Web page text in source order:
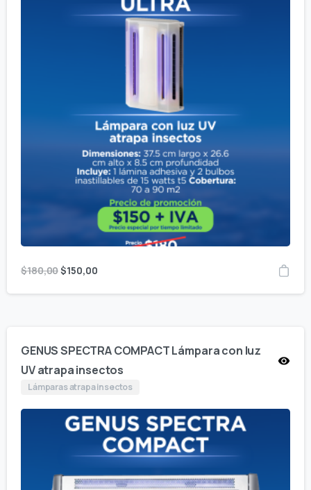
$180,00 El
$150,00El
GENUS SPECTRA COMPACT Lámpara con luz
UV atrapa insectos
Lámparas atrapa insectos